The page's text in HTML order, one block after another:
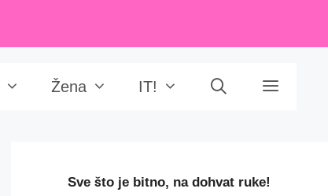
Žena IT!
️Sve što je bitno, na dohvat ruke!